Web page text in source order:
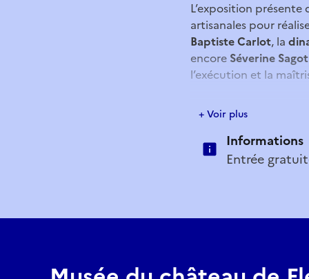
L’exposition
artisanales pour
Baptiste Carlot, la
encore Séverine
l’exécution et la
Une
RetrouveFilou, le fil
Le musée met aussi à
Chaque 2ème
+ Voir plus
Informations
Entrée